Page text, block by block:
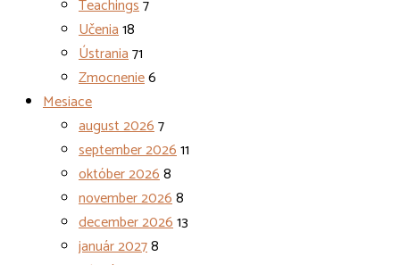
Teachings7
Učenia18
Ústrania71
Zmocnenie6
Mesiace
august 20267
september 202611
október 20268
november 20268
december 202613
január 20278